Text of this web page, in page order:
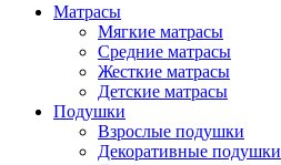
Матрасы
Мягкие матрасы
Средние матрасы
Жесткие матрасы
Детские матрасы
Подушки
Взрослые подушки
Декоративные подушки